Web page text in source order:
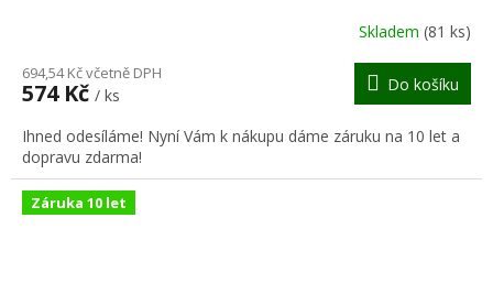
R
M
A
Skladem (81 ks)
694,54 Kč včetně DPH
574 Kč / ks
Do košíku
Ihned odesíláme! Nyní Vám k nákupu dáme záruku na 10 let a
dopravu zdarma!
Záruka 10 let